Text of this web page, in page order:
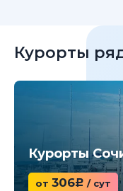
Курорты
Курорты
от 306c / сут